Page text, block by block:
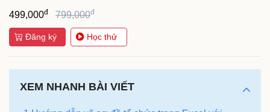
499,000đ 799,000đ
Đăng ký Học thử
XEM NHANH BÀI VIẾT